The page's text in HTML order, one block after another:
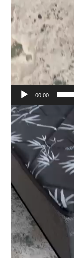
00:00
Tocador
de
vídeo